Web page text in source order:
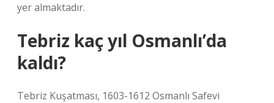
yer almaktadır.
Tebriz kaç yıl Osmanlı’da
kaldı?
Tebriz Kuşatması, 1603-1612 Osmanlı Safevi